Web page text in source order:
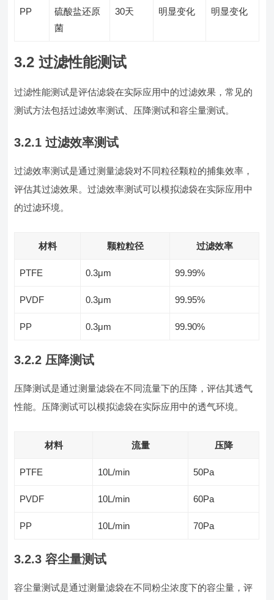
PP
硫酸盐还原
菌
30天 明显变化 明显变化
3.2 过滤性能测试
过滤性能测试是评估滤袋在实际应用中的过滤效果，常见的
测试方法包括过滤效率测试、压降测试和容尘量测试。
3.2.1 过滤效率测试
过滤效率测试是通过测量滤袋对不同粒径颗粒的捕集效率，
评估其过滤效果。过滤效率测试可以模拟滤袋在实际应用中
的过滤环境。
材料 颗粒粒径 过滤效率
PTFE 0.3μm 99.99%
PVDF 0.3μm 99.95%
PP 0.3μm 99.90%
3.2.2 压降测试
压降测试是通过测量滤袋在不同流量下的压降，评估其透气
性能。压降测试可以模拟滤袋在实际应用中的透气环境。
材料 流量 压降
PTFE 10L/min 50Pa
PVDF 10L/min 60Pa
PP 10L/min 70Pa
3.2.3 容尘量测试
容尘量测试是通过测量滤袋在不同粉尘浓度下的容尘量，评